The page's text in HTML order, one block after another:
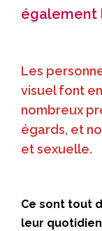
également
Les
visuel font
nombreux
égards, et
et sexuelle.
Ce sont tout
leur